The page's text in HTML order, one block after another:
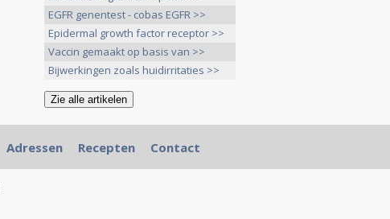
EGFR genentest - cobas EGFR >>
Epidermal growth factor receptor >>
Vaccin gemaakt op basis van >>
Bijwerkingen zoals huidirritaties >>
Adressen Recepten Contact